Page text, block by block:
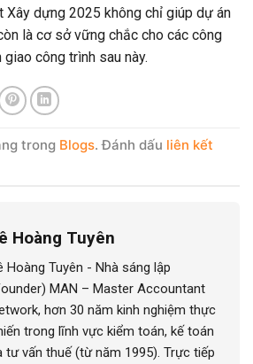
Xây dựng 2025 không chỉ giúp dự án
là cơ sở vững chắc cho các công
công trình sau này.
trong Blogs. Đánh dấu liên kết
Hoàng Tuyên
Hoàng Tuyên - Nhà sáng lập
MAN – Master Accountant
hơn 30 năm kinh nghiệm thực
trong lĩnh vực kiểm toán, kế toán
tư vấn thuế (từ năm 1995). Trực tiếp